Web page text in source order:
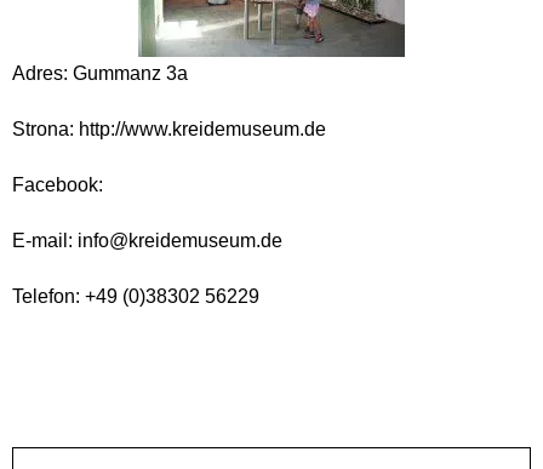
Adres: Gummanz 3a
Strona: http://www.kreidemuseum.de
Facebook:
E-mail: info@kreidemuseum.de
Telefon: +49 (0)38302 56229